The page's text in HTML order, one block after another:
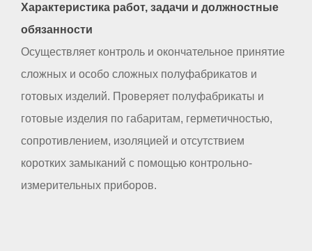
Характеристика работ, задачи и должностные
обязанности
Осуществляет контроль и окончательное принятие
сложных и особо сложных полуфабрикатов и
готовых изделий. Проверяет полуфабрикаты и
готовые изделия по габаритам, герметичностью,
сопротивлением, изоляцией и отсутствием
коротких замыканий с помощью контрольно-
измерительных приборов.